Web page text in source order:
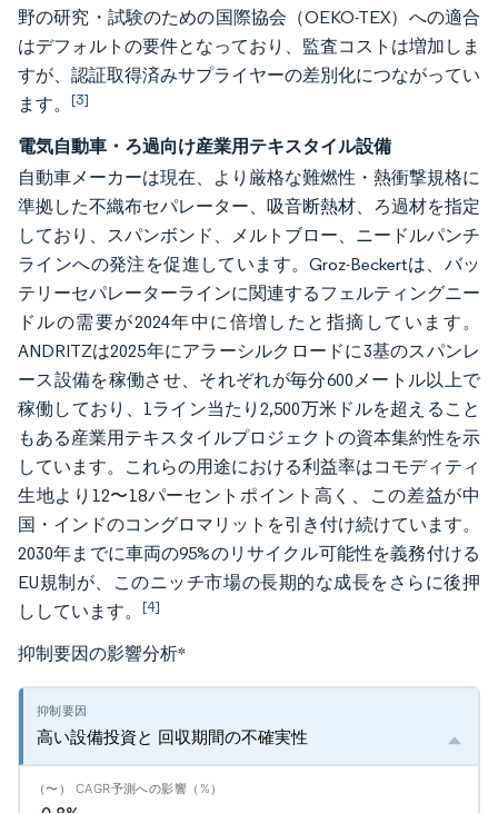
野の研究・試験のための国際協会（OEKO-TEX）への適合
はデフォルトの要件となっており、監査コストは増加しま
すが、認証取得済みサプライヤーの差別化につながってい
ます。 [3]
電気自動車・ろ過向け産業用テキスタイル設備
自動車メーカーは現在、より厳格な難燃性・熱衝撃規格に
準拠した不織布セパレーター、吸音断熱材、ろ過材を指定
しており、スパンボンド、メルトブロー、ニードルパンチ
ラインへの発注を促進しています。Groz-Beckertは、バッ
テリーセパレーターラインに関連するフェルティングニー
ドルの需要が2024年中に倍増したと指摘しています。
ANDRITZは2025年にアラーシルクロードに3基のスパンレ
ース設備を稼働させ、それぞれが毎分600メートル以上で
稼働しており、1ライン当たり2,500万米ドルを超えること
もある産業用テキスタイルプロジェクトの資本集約性を示
しています。これらの用途における利益率はコモディティ
生地より12〜18パーセントポイント高く、この差益が中
国・インドのコングロマリットを引き付け続けています。
2030年までに車両の95%のリサイクル可能性を義務付ける
EU規制が、このニッチ市場の長期的な成長をさらに後押
ししています。 [4]
抑制要因の影響分析*
高い設備投資と 回収期間の不確実性